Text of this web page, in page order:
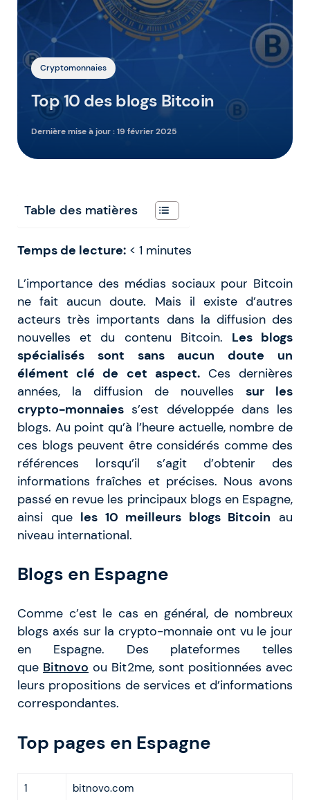
Cryptomonnaies
Top 10 des blogs Bitcoin
Dernière mise à jour :19 février 2025
Table des matières
Temps de lecture: < 1 minutes
L’importance des médias sociaux pour Bitcoin
ne fait aucun doute. Mais il existe d’autres
acteurs très importants dans la diffusion des
nouvelles et du contenu Bitcoin. Les blogs
spécialisés sont sans aucun doute un
élément clé de cet aspect.Ces dernières
années, la diffusion de nouvelles sur les
crypto-monnaies s’est développée dans les
blogs. Au point qu’à l’heure actuelle, nombre de
ces blogs peuvent être considérés comme des
références lorsqu’il s’agit d’obtenir des
informations fraîches et précises. Nous avons
passé en revue les principaux blogs en Espagne,
ainsi que les 10 meilleurs blogs Bitcoin au
niveau international.
Blogs en Espagne
Comme c’est le cas en général, de nombreux
blogs axés sur la crypto-monnaie ont vu le jour
en Espagne. Des plateformes telles
que Bitnovo ou Bit2me, sont positionnées avec
leurs propositions de services et d’informations
correspondantes.
Top pages en Espagne
1 bitnovo.com